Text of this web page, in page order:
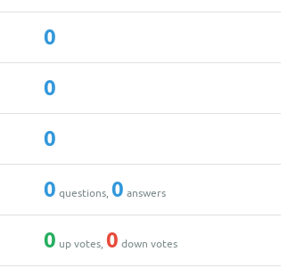
0
0
0
0 questions,0 answers
0 up votes,0 down votes